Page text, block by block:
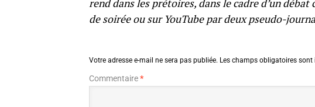
rend dans les prétoires, dans le cadre d’un
de soirée ou sur YouTube par deux pseudo-
Votre adresse e-mail ne sera pas publiée. Les champs obligatoires sont
Commentaire*